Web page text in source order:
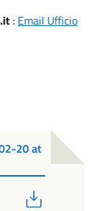
: Email Ufficio
20 at